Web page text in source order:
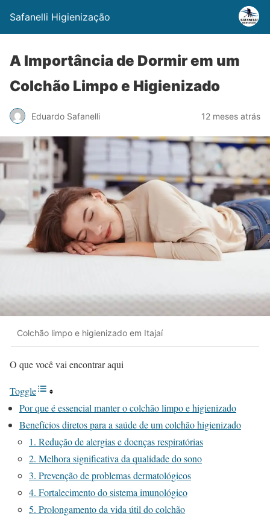
Safanelli Higienização
A Importância de Dormir em um
Colchão Limpo e Higienizado
Eduardo Safanelli 12 meses atrás
Colchão limpo e higienizado em Itajaí
O que você vai encontrar aqui
Toggle
Por que é essencial manter o colchão limpo e higienizado
Benefícios diretos para a saúde de um colchão higienizado
1. Redução de alergias e doenças respiratórias
2. Melhora significativa da qualidade do sono
3. Prevenção de problemas dermatológicos
4. Fortalecimento do sistema imunológico
5. Prolongamento da vida útil do colchão